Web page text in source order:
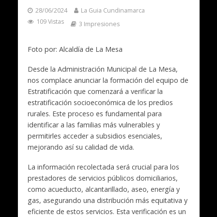
28/06/2024
La Guia Cundinamarca
109 Vistas
3 Impresiones
Foto por: Alcaldía de La Mesa
Desde la Administración Municipal de La Mesa,
nos complace anunciar la formación del equipo de
Estratificación que comenzará a verificar la
estratificación socioeconómica de los predios
rurales. Este proceso es fundamental para
identificar a las familias más vulnerables y
permitirles acceder a subsidios esenciales,
mejorando así su calidad de vida.
La información recolectada será crucial para los
prestadores de servicios públicos domiciliarios,
como acueducto, alcantarillado, aseo, energía y
gas, asegurando una distribución más equitativa y
eficiente de estos servicios. Esta verificación es un